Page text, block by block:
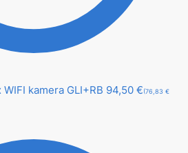
kamera GLI+RB 94,50 €(76,83 €